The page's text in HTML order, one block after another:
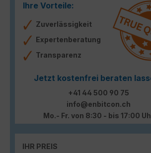
Ihre Vorteile:
Zuverlässigkeit
Expertenberatung
Transparenz
Jetzt kostenfrei beraten
+41 44 500 90 75
info@enbitcon.ch
Mo.- Fr. von 8:30 - bis 17:00
IHR PREIS